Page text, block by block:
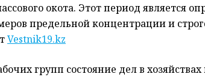
окота. Этот период является
предельной концентрации и
Vestnik19.kz
групп состояние дел в